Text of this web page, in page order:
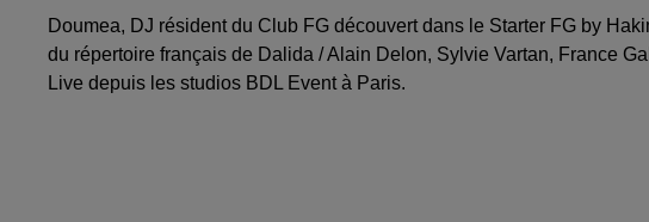
Doumea, DJ résident du Club FG découvert dans le Starter FG by
du répertoire français de Dalida / Alain Delon, Sylvie Vartan, France
Live depuis les studios BDL Event à Paris.